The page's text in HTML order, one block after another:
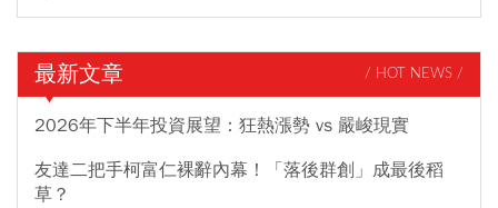
最新文章 / HOT NEWS /
2026年下半年投資展望：狂熱漲勢 vs 嚴峻現實
友達二把手柯富仁裸辭內幕！「落後群創」成最後稻
草？